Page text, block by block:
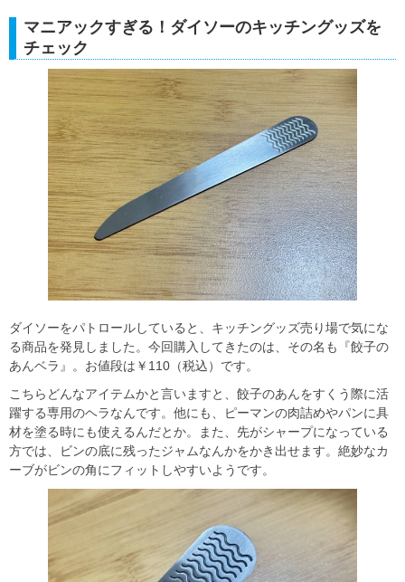
マニアックすぎる！ダイソーのキッチングッズを
チェック
ダイソーをパトロールしていると、キッチングッズ売り場で気にな
る商品を発見しました。今回購入してきたのは、その名も『餃子の
あんベラ』。お値段は￥110（税込）です。
こちらどんなアイテムかと言いますと、餃子のあんをすくう際に活
躍する専用のヘラなんです。他にも、ピーマンの肉詰めやパンに具
材を塗る時にも使えるんだとか。また、先がシャープになっている
方では、ビンの底に残ったジャムなんかをかき出せます。絶妙なカ
ーブがビンの角にフィットしやすいようです。